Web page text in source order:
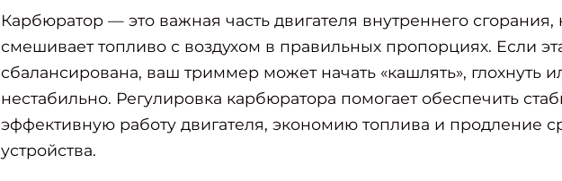
Карбюратор — это важная часть двигателя внутреннего сгорания,
смешивает топливо с воздухом в правильных пропорциях. Если
сбалансирована, ваш триммер может начать «кашлять», глохнуть
нестабильно. Регулировка карбюратора помогает обеспечить
эффективную работу двигателя, экономию топлива и продление
устройства.